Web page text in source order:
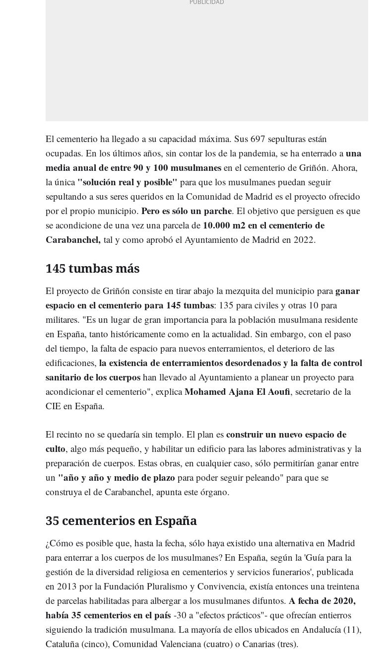
El cementerio ha llegado a su capacidad máxima. Sus 697 sepulturas están
ocupadas. En los últimos años, sin contar los de la pandemia, se ha enterrado auna
media anual de entre 90 y 100 musulmanes en el cementerio de Griñón. Ahora,
la única "solución real y posible" para que los musulmanes puedan seguir
sepultando a sus seres queridos en la Comunidad de Madrid es el proyecto ofrecido
por el propio municipio. Pero es sólo un parche. El objetivo que persiguen es que
se acondicione de una vez una parcela de 10.000 m2 en el cementerio de
Carabanchel, tal y como aprobó el Ayuntamiento de Madrid en 2022.
145 tumbas más
El proyecto de Griñón consiste en tirar abajo la mezquita del municipio paraganar
espacio en el cementerio para 145 tumbas: 135 para civiles y otras 10 para
militares. "Es un lugar de gran importancia para la población musulmana residente
en España, tanto históricamente como en la actualidad. Sin embargo, con el paso
del tiempo, la falta de espacio para nuevos enterramientos, el deterioro de las
edificaciones, la existencia de enterramientos desordenados y la falta de control
sanitario de los cuerpos han llevado al Ayuntamiento a planear un proyecto para
acondicionar el cementerio", explicaMohamed Ajana El Aoufi, secretario de la
CIE en España.
El recinto no se quedaría sin templo. El plan es construir un nuevo espacio de
culto, algo más pequeño, y habilitar un edificio para las labores administrativas y la
preparación de cuerpos. Estas obras, en cualquier caso, sólo permitirían ganar entre
un "año y año y medio de plazo para poder seguir peleando" para que se
construya el de Carabanchel, apunta este órgano.
35 cementerios en España
¿Cómo es posible que, hasta la fecha, sólo haya existido una alternativa en Madrid
para enterrar a los cuerpos de los musulmanes? En España, según la 'Guía para la
gestión de la diversidad religiosa en cementerios y servicios funerarios', publicada
en 2013 por la Fundación Pluralismo y Convivencia, existía entonces una treintena
de parcelas habilitadas para albergar a los musulmanes difuntos. A fecha de 2020,
había 35 cementerios en el país -30 a "efectos prácticos"- que ofrecían entierros
siguiendo la tradición musulmana. La mayoría de ellos ubicados en Andalucía (11),
Cataluña (cinco), Comunidad Valenciana (cuatro) o Canarias (tres).